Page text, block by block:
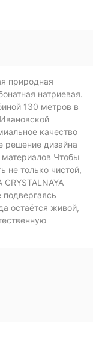
природная
натриевая.
130 метров в
качество
решение дизайна
материалов Чтобы
не только чистой,
остаётся живой,